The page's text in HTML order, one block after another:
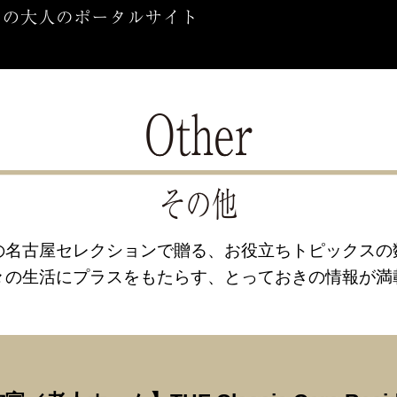
古屋セレクションで贈る、お役立ちトピックスの
の生活にプラスをもたらす、とっておきの情報が満